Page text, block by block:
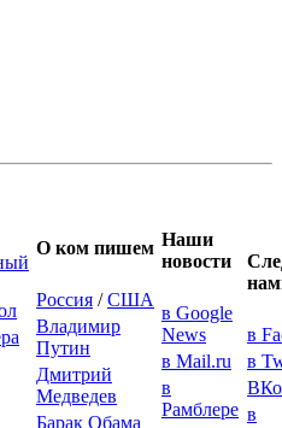
О ком пишем
Россия /США
Владимир
Путин
Дмитрий
Медведев
Барак Обама
Наши
новости
в Google
News
в Mail.ru
в
Рамблере
в
в
в